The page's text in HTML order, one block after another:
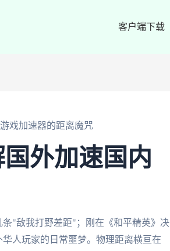
客户端下载
戏加速器的距离魔咒
外加速国内
条"敌我打野差距"；刚在《和平精英》决
人玩家的日常噩梦。物理距离横亘在